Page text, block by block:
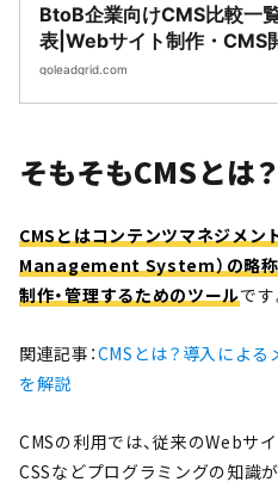
BtoB企業向けCMS比較一
表|Webサイト制作・CMS
LeadGrid
goleadgrid.com
そもそもCMSとは？
CMSとはコンテンツマネジメ
Management System）の略称
制作・管理するためのツールです
関連記事：CMSとは？導入によ
を解説
CMSの利用では、従来のWebサ
CSSなどプログラミングの知識